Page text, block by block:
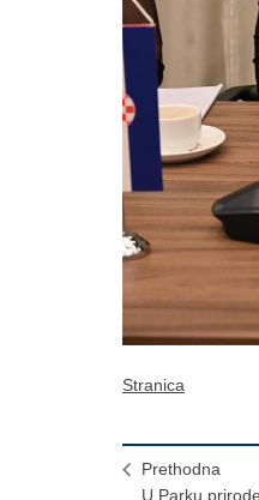
Stranica
Prethodna
U Parku